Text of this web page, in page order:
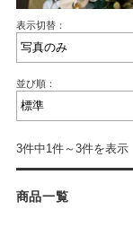
表示切替：
並び順：
3件中1件～3件を表示
商品一覧